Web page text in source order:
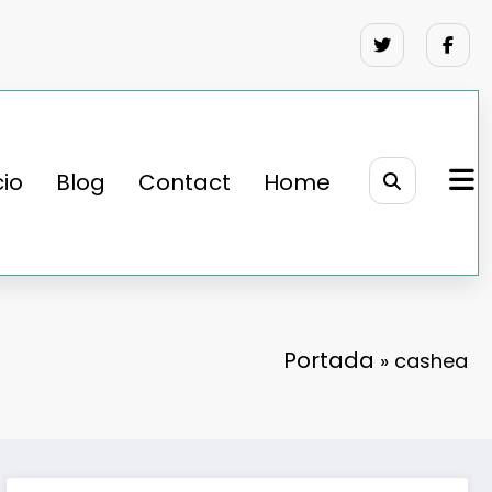
Blog Contact Home
Portada » cashea